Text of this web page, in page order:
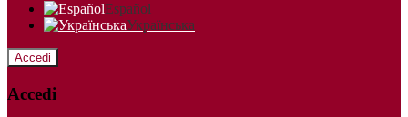
Español
Українська
Accedi
Accedi